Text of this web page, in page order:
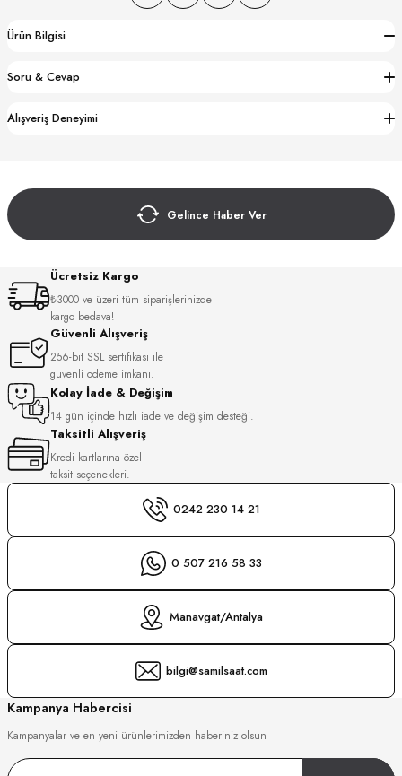
Ürün Bilgisi
Soru & Cevap
Alışveriş Deneyimi
Gelince Haber Ver
Ücretsiz Kargo
₺3000 ve üzeri tüm siparişlerinizde
kargo bedava!
Güvenli Alışveriş
256-bit SSL sertifikası ile
güvenli ödeme imkanı.
Kolay İade & Değişim
14 gün içinde hızlı iade ve değişim desteği.
Taksitli Alışveriş
Kredi kartlarına özel
taksit seçenekleri.
0242 230 14 21
0 507 216 58 33
Manavgat/Antalya
bilgi@samilsaat.com
Kampanya Habercisi
Kampanyalar ve en yeni ürünlerimizden haberiniz olsun